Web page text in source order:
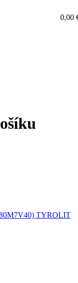
0,00
TYROLIT